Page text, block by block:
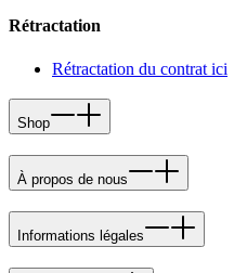
Rétractation
Rétractation du contrat ici
Shop
À propos de nous
Informations légales